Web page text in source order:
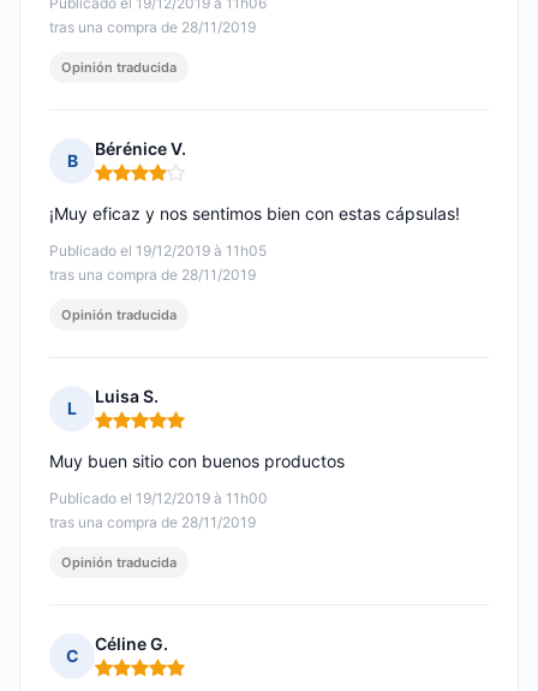
tras una compra de 28/11/2019
Opinión traducida
B
Bérénice V.
Nota: 4 de 5
Publicado el 19/12/2019 à 11h05
tras una compra de 28/11/2019
¡Muy eficaz y nos sentimos bien con estas cápsulas!
Opinión traducida
L
Luisa S.
Nota: 5 de 5
Publicado el 19/12/2019 à 11h00
tras una compra de 28/11/2019
Muy buen sitio con buenos productos
Opinión traducida
C
Céline G.
Nota: 5 de 5